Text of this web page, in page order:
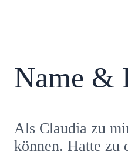
Name &
Als Claudia zu
können. Hatte zu